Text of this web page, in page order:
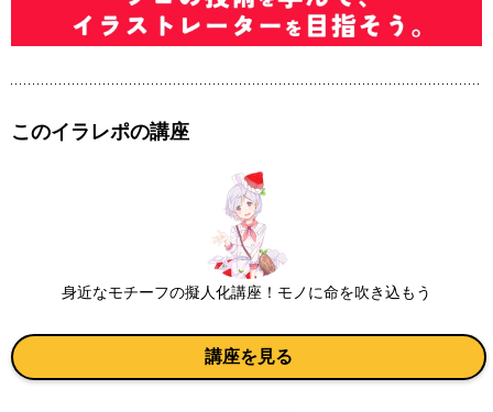
このイラレポの講座
身近なモチーフの擬人化講座！モノに命を吹き込もう
講座を見る